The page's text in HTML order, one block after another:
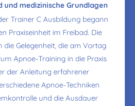
und medizinische Grundlagen
Trainer C Ausbildung begann
Praxiseinheit im Freibad. Die
die Gelegenheit, die am Vortag
Apnoe-Training in die Praxis
der Anleitung erfahrener
Apnoe-Techniken
und die Ausdauer